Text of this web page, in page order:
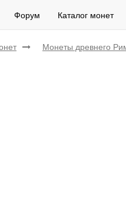
Форум Каталог монет
Монеты древнего